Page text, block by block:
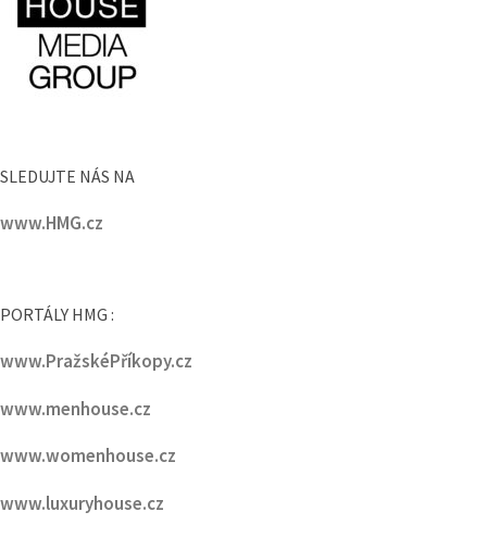
SLEDUJTE NÁS NA
PORTÁLY HMG :
www.menhouse.cz
www.womenhouse.cz
www.luxuryhouse.cz
www.househouse.cz
www.gastrohouse.cz